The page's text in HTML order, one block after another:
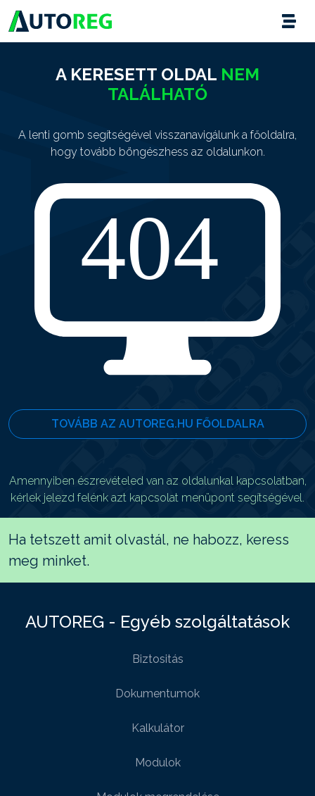
A KERESETT OLDAL NEM
TALÁLHATÓ
A lenti gomb segítségével visszanavigálunk a főoldalra,
hogy tovább böngészhess az oldalunkon.
TOVÁBB AZ AUTOREG.HU FŐOLDALRA
Amennyiben észrevételed van az oldalunkal kapcsolatban,
kérlek jelezd felénk azt kapcsolat menüpont segítségével.
Ha tetszett amit olvastál, ne habozz, keress
meg minket.
AUTOREG - Egyéb szolgáltatások
Biztositás
Dokumentumok
Kalkulátor
Modulok